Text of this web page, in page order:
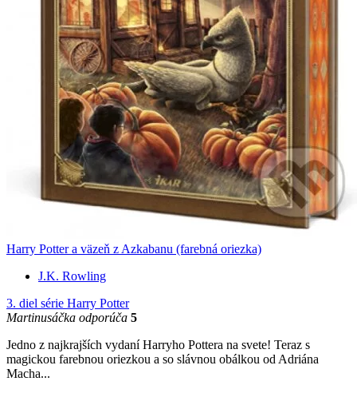
Harry Potter a väzeň z Azkabanu (farebná oriezka)
J.K. Rowling
3. diel série Harry Potter
Martinusáčka odporúča 5
Jedno z najkrajších vydaní Harryho Pottera na svete! Teraz s
magickou farebnou oriezkou a so slávnou obálkou od Adriána
Macha...